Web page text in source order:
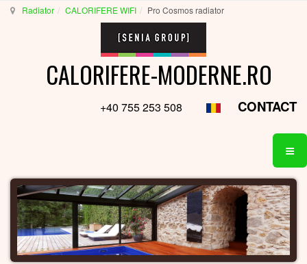
Radiator CALORIFERE WIFI Pro Cosmos radiator
CALORIFERE-MODERNE.RO
+40 755 253 508 CONTACT